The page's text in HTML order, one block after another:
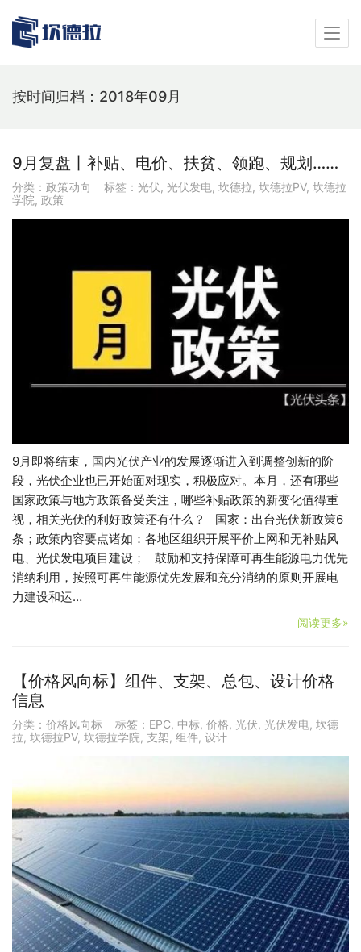
按时间归档：2018年09月
9月复盘丨补贴、电价、扶贫、领跑、规划……
分类： 政策动向 标签： 光伏, 光伏发电, 坎德拉, 坎德拉PV, 坎德拉
学院, 政策
9月即将结束，国内光伏产业的发展逐渐进入到调整创新的阶
段，光伏企业也已开始面对现实，积极应对。本月，还有哪些
国家政策与地方政策备受关注，哪些补贴政策的新变化值得重
视，相关光伏的利好政策还有什么？ 国家：出台光伏新政策6
条；政策内容要点诸如：各地区组织开展平价上网和无补贴风
电、光伏发电项目建设； 鼓励和支持保障可再生能源电力优先
消纳利用，按照可再生能源优先发展和充分消纳的原则开展电
力建设和运…
阅读更多»
【价格风向标】组件、支架、总包、设计价格
信息
分类： 价格风向标 标签： EPC, 中标, 价格, 光伏, 光伏发电, 坎德
拉, 坎德拉PV, 坎德拉学院, 支架, 组件, 设计